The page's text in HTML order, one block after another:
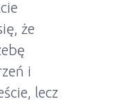
że
i
lecz